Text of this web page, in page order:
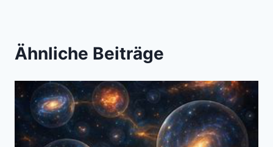
Ähnliche Beiträge